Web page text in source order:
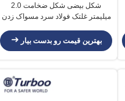
شکل بیضی شکل ضخامت 2.0
میلیمتر غلتک فولاد سرد مسواک زدن
سرعت چرخ دنده
بهترین قیمت رو بدست بیار